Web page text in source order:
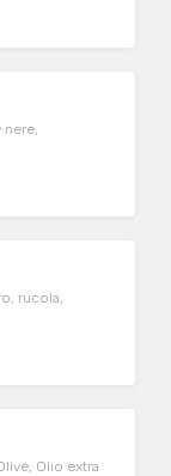
nere,
rucola,
Olio extra